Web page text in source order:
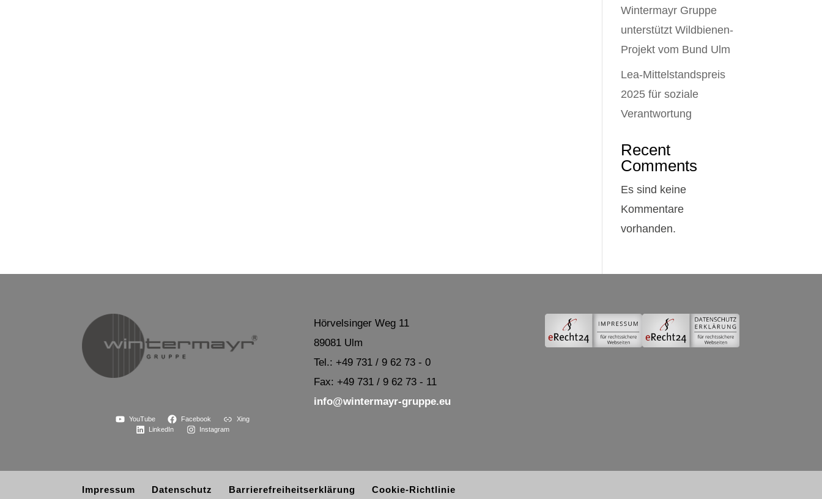
Wintermayr Gruppe
unterstützt Wildbienen-
Projekt vom Bund Ulm
Lea-Mittelstandspreis
2025 für soziale
Verantwortung
Recent
Comments
Es sind keine
Kommentare
vorhanden.
YouTube Facebook
Xing
LinkedIn
Instagram
Hörvelsinger Weg 11
89081 Ulm
Tel.: +49 731 / 9 62 73 - 0
Fax: +49 731 / 9 62 73 - 11
info@wintermayr-gruppe.eu
Impressum Datenschutz Barrierefreiheitserklärung Cookie-Richtlinie